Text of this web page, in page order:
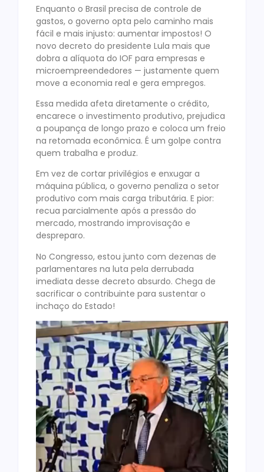
Enquanto o Brasil precisa de controle de
gastos, o governo opta pelo caminho mais
fácil e mais injusto: aumentar impostos! O
novo decreto do presidente Lula mais que
dobra a alíquota do IOF para empresas e
microempreendedores — justamente quem
move a economia real e gera empregos.
Essa medida afeta diretamente o crédito,
encarece o investimento produtivo, prejudica
a poupança de longo prazo e coloca um freio
na retomada econômica. É um golpe contra
quem trabalha e produz.
Em vez de cortar privilégios e enxugar a
máquina pública, o governo penaliza o setor
produtivo com mais carga tributária. E pior:
recua parcialmente após a pressão do
mercado, mostrando improvisação e
despreparo.
No Congresso, estou junto com dezenas de
parlamentares na luta pela derrubada
imediata desse decreto absurdo. Chega de
sacrificar o contribuinte para sustentar o
inchaço do Estado!